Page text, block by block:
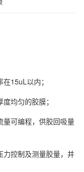
15uL以内；
均匀的胶膜；
量可编程，供胶回吸量
力控制及测量胶量，并